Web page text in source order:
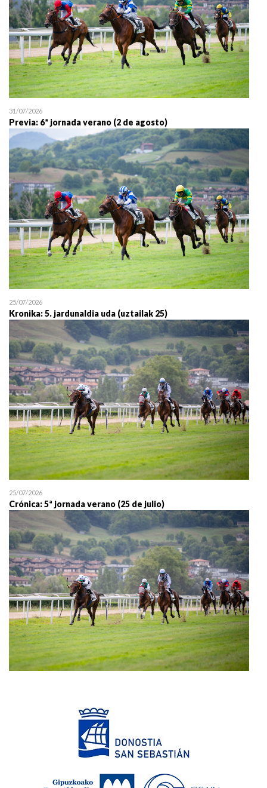
31/07/2026
Previa: 6ª jornada verano (2 de agosto)
25/07/2026
Kronika: 5. jardunaldia uda (uztailak 25)
25/07/2026
Crónica: 5ª jornada verano (25 de julio)